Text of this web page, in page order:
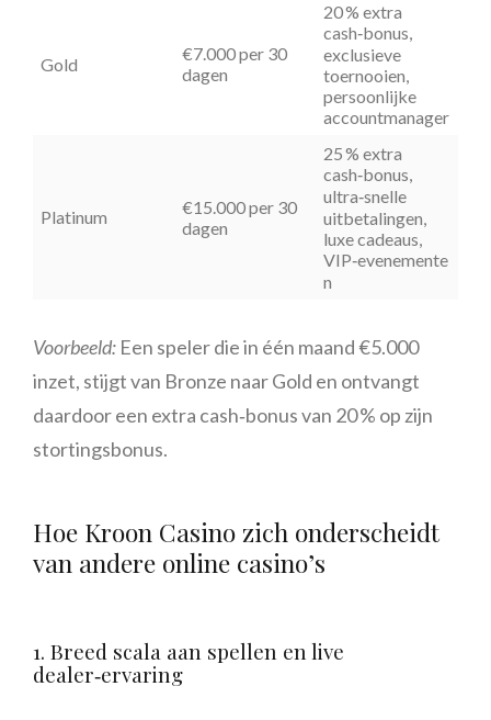
Gold
€7.000 per 30
dagen
20 % extra
cash‑bonus,
exclusieve
toernooien,
persoonlijke
accountmanager
Platinum
€15.000 per 30
dagen
25 % extra
cash‑bonus,
ultra‑snelle
uitbetalingen,
luxe cadeaus,
VIP‑evenemente
n
Voorbeeld: Een speler die in één maand €5.000
inzet, stijgt van Bronze naar Gold en ontvangt
daardoor een extra cash‑bonus van 20 % op zijn
stortingsbonus.
Hoe Kroon Casino zich onderscheidt
van andere online casino’s
1. Breed scala aan spellen en live
dealer‑ervaring